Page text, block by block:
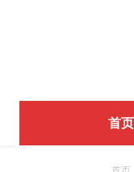
首页